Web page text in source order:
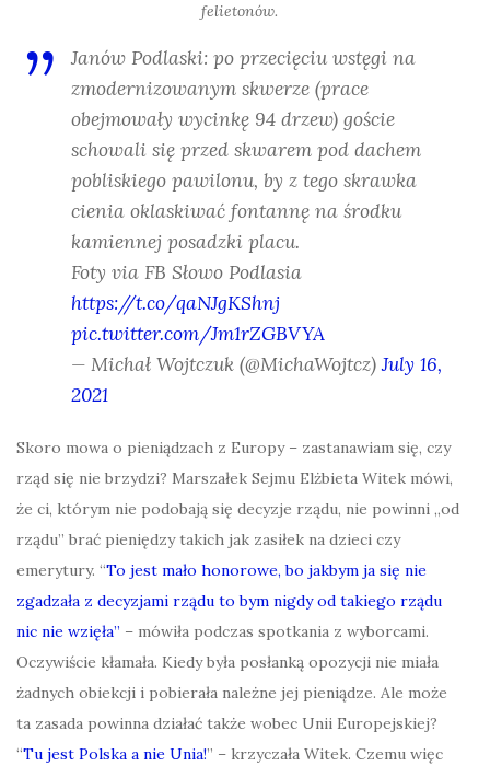
felietonów.
Janów Podlaski: po przecięciu wstęgi na
zmodernizowanym skwerze (prace
obejmowały wycinkę 94 drzew) goście
schowali się przed skwarem pod dachem
pobliskiego pawilonu, by z tego skrawka
cienia oklaskiwać fontannę na środku
kamiennej posadzki placu.
Foty via FB Słowo Podlasia
https://t.co/qaNJgKShnj
pic.twitter.com/Jm1rZGBVYA
— Michał Wojtczuk (@MichaWojtcz)July 16,
2021
Skoro mowa o pieniądzach z Europy – zastanawiam się, czy
rząd się nie brzydzi? Marszałek Sejmu Elżbieta Witek mówi,
że ci, którym nie podobają się decyzje rządu, nie powinni „od
rządu” brać pieniędzy takich jak zasiłek na dzieci czy
emerytury. “To jest mało honorowe, bo jakbym ja się nie
zgadzała z decyzjami rządu to bym nigdy od takiego rządu
nic nie wzięła” – mówiła podczas spotkania z wyborcami.
Oczywiście kłamała. Kiedy była posłanką opozycji nie miała
żadnych obiekcji i pobierała należne jej pieniądze. Ale może
ta zasada powinna działać także wobec Unii Europejskiej?
“Tu jest Polska a nie Unia!” – krzyczała Witek. Czemu więc